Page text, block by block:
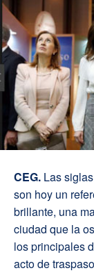
CEG. Las
son hoy un
brillante, una
ciudad que la
los principales
acto de